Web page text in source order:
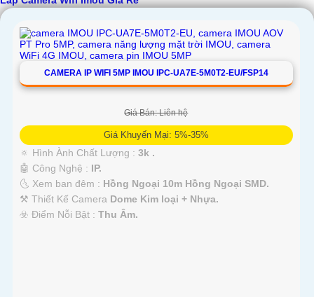
CAMERA IP WIFI 5MP IMOU IPC-UA7E-5M0T2-EU/FSP14
Giá Bán: Liên hệ
Giá Khuyến Mại: 5%-35%
🔅 Hình Ành Chất Lượng : 3k .
🤖️ Công Nghệ : IP.
🌜 Xem ban đêm : Hồng Ngoại 10m Hồng Ngoại SMD.
⚒ Thiết Kế Camera Dome Kim loại + Nhựa.
️☣️ Điểm Nỗi Bật : Thu Âm.